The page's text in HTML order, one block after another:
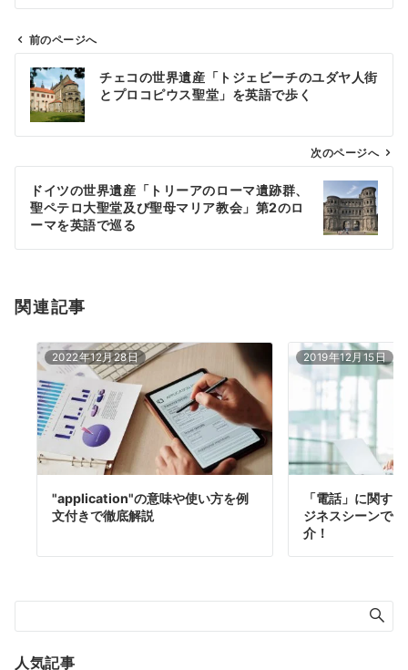
ン
前のページへ
チェコの世界遺産「トジェビーチのユダヤ人街
とプロコピウス聖堂」を英語で歩く
次のページへ
ドイツの世界遺産「トリーアのローマ遺跡群、
聖ペテロ大聖堂及び聖母マリア教会」第2のロ
ーマを英語で巡る
関連記事
2022年12月28日
"application"の意味や使い方を例
文付きで徹底解説
2019年12月15日
「電話」に関す
ジネスシーンで
介！
人気記事